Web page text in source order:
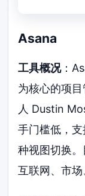
Asana
工具概况：
为核心的项
人 Dustin
手门槛低，
种视图切换
互联网、市场